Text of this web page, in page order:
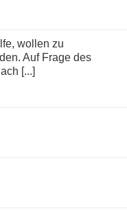
Auf Frage des
[...]